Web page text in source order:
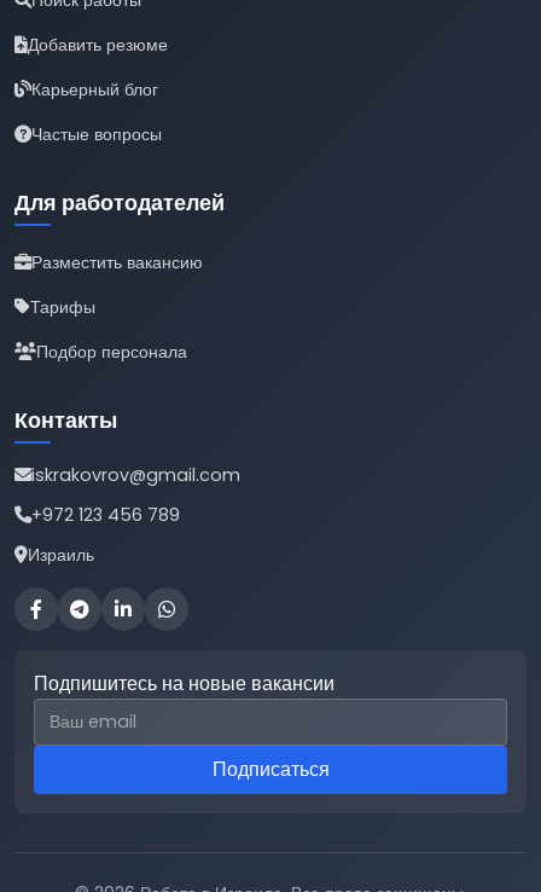
Добавить резюме
Карьерный блог
Частые вопросы
Для работодателей
Разместить вакансию
Тарифы
Подбор персонала
Контакты
iskrakovrov@gmail.com
+972 123 456 789
Израиль
Подпишитесь на новые вакансии
Email для подписки
Подписаться